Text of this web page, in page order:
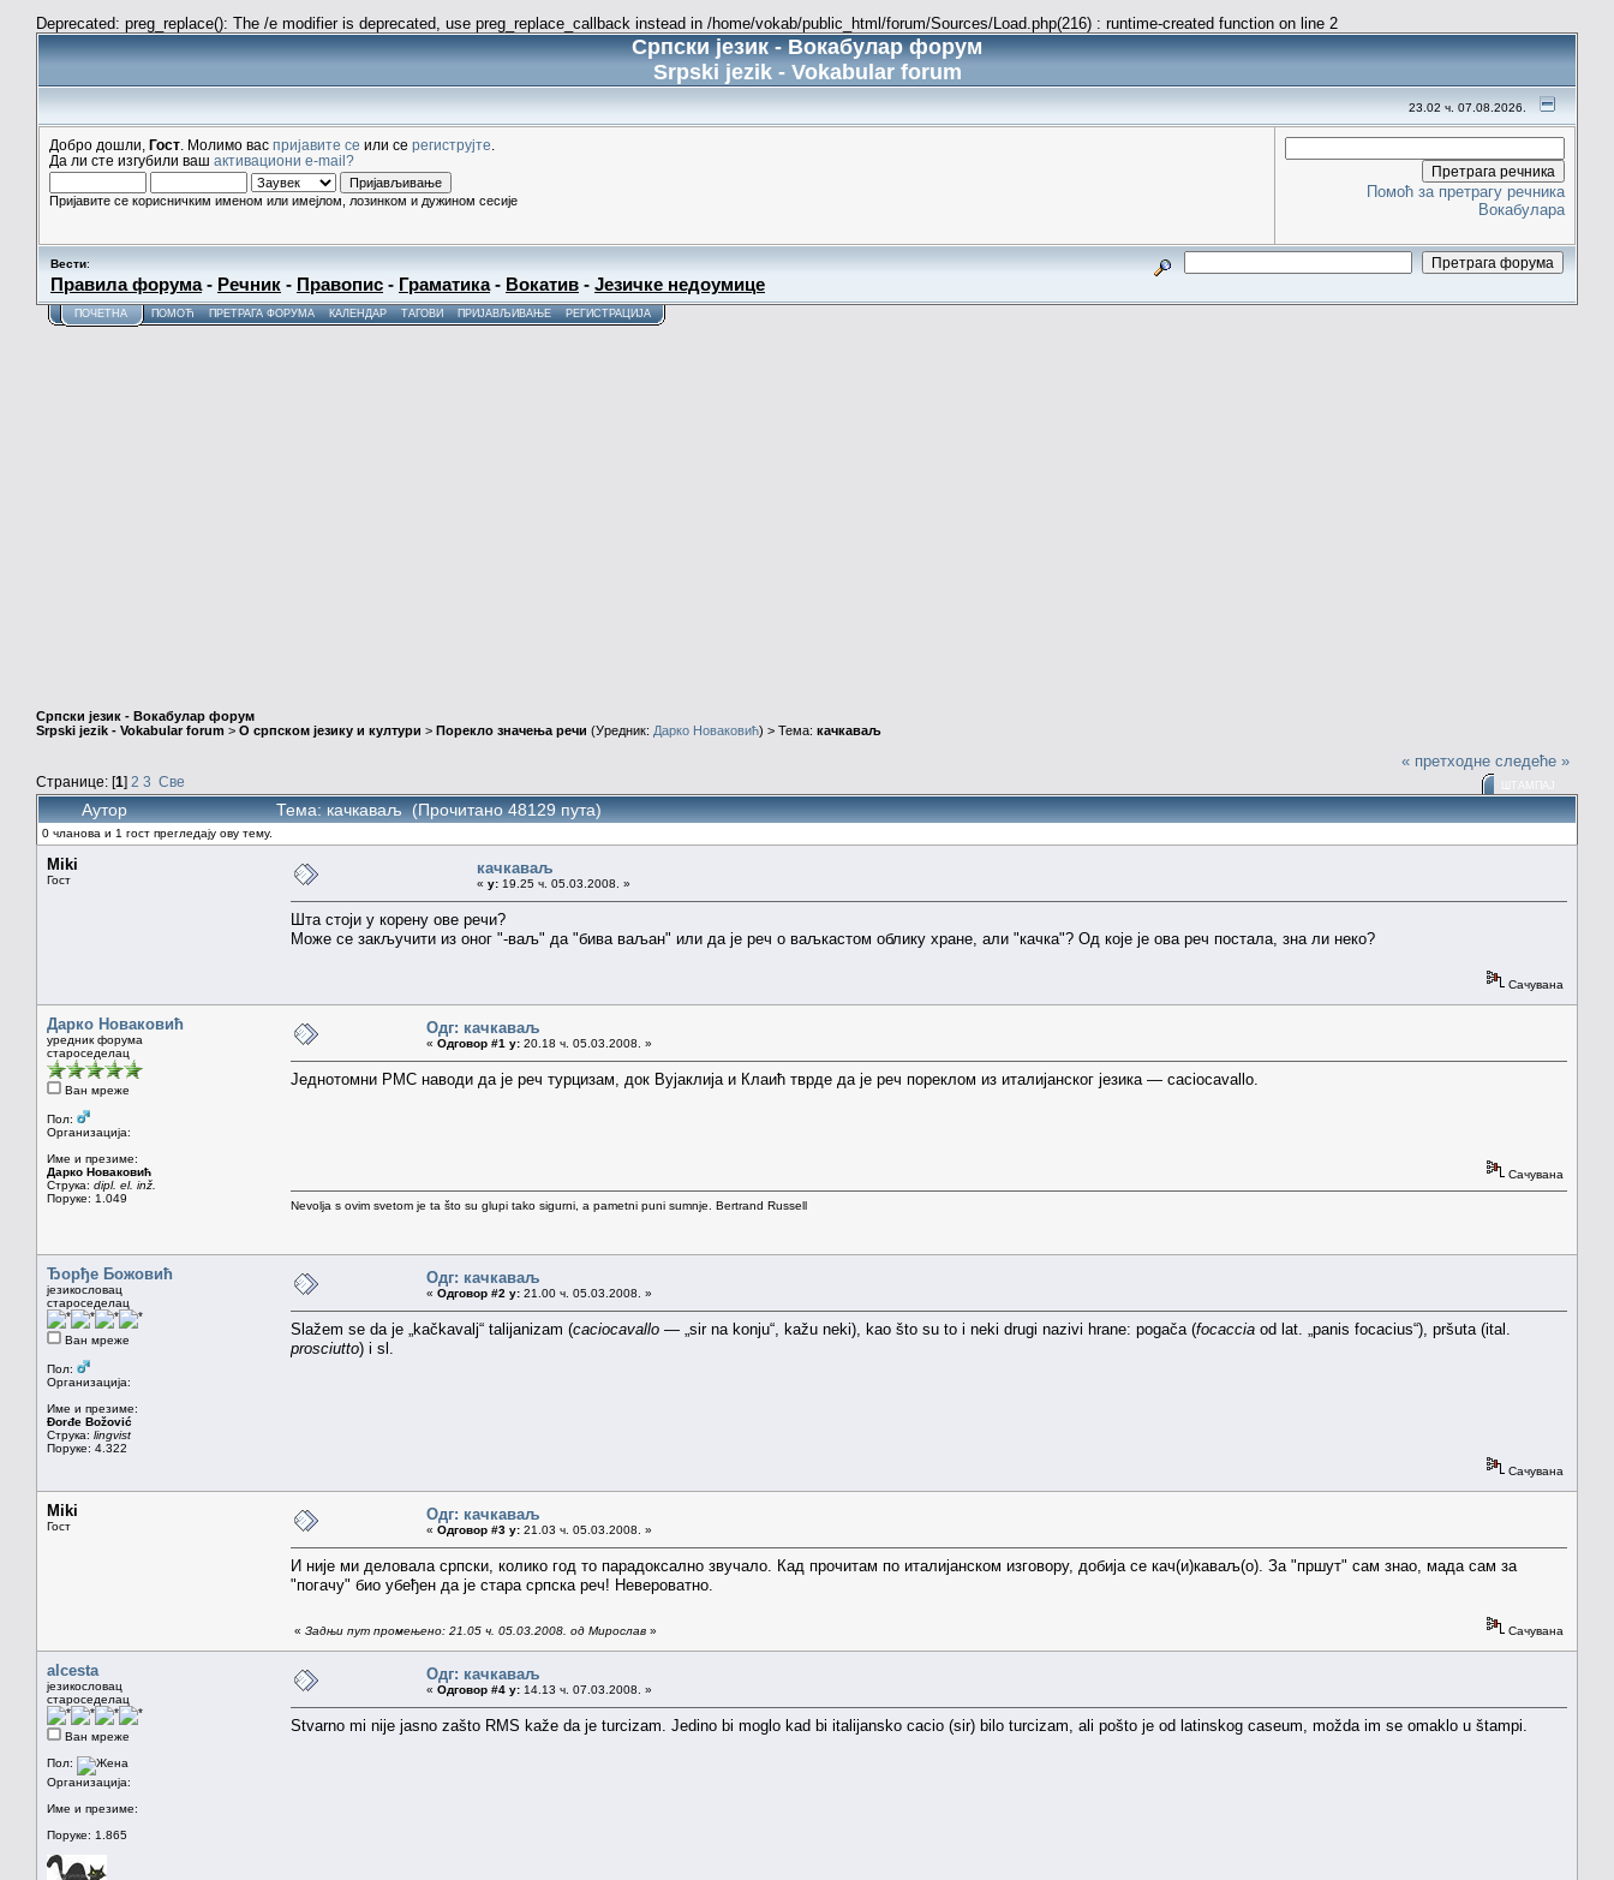
Deprecated: preg_replace(): The /e modifier is deprecated, use preg_replace_callback instead in /home/vokab/public_html/forum/Sources/Load.php(216) : runtime-created function on line 2
Српски језик - Вокабулар форум
Srpski jezik - Vokabular forum
23.02 ч. 07.08.2026.
Добро дошли, Гост . Молимо вас пријавите се или се региструјте
Да ли сте изгубили ваш активациони e-mail?
Пријавите се корисничким именом или имејлом, лозинком и дужином сесије
Помоћ за претрагу речника
Вокабулара
Вести:
Правила форума- Речник - Правопис - Граматика- Вокатив - Језичке недоумице
ПОЧЕТНА ПОМОЋ ПРЕТРАГА ФОРУМА КАЛЕНДАР ТАГОВИ ПРИЈАВЉИВАЊЕ РЕГИСТРАЦИЈА
Српски језик - Вокабулар форум
Srpski jezik - Vokabular forum > О српском језику и култури > Порекло значења речи (Уредник: Дарко Новаковић) > Тема: качкаваљ
Странице: [1] 2 3 Све
« претходне следеће »
Аутор Тема: качкаваљ (Прочитано 48129 пута)
0 чланова и 1 гост прегледају ову тему.
Miki
Гост
качкаваљ
« у: 19.25 ч. 05.03.2008. »
Шта стоји у корену ове речи?
Може се закључити из оног "-ваљ" да "бива ваљан" или да је реч о ваљкастом облику хране, али "качка"? Од које је ова реч постала, зна ли неко?
Сачувана
Дарко Новаковић
уредник форума
староседелац
Ван мреже
Пол:
Организација:
Име и презиме:
Дарко Новаковић
Струка: dipl. el. inž.
Поруке: 1.049
Одг: качкаваљ
« Одговор #1 у: 20.18 ч. 05.03.2008. »
Једнотомни РМС наводи да је реч турцизам, док Вујаклија и Клаић тврде да је реч пореклом из италијанског језика — caciocavallo.
Сачувана
Nevolja s ovim svetom je ta što su glupi tako sigurni, a pametni puni sumnje. Bertrand Russell
Ђорђе Божовић
језикословац
староседелац
Ван мреже
Пол:
Организација:
Име и презиме:
Đorđe Božović
Струка: lingvist
Поруке: 4.322
Одг: качкаваљ
« Одговор #2 у: 21.00 ч. 05.03.2008. »
Slažem se da je „kačkavalj“ talijanizam (caciocavallo — „sir na konju“, kažu neki), kao što su to i neki drugi nazivi hrane: pogača (focaccia od lat. „panis focacius“), pršuta (ital.
prosciutto) i sl.
Сачувана
Miki
Гост
Одг: качкаваљ
« Одговор #3 у: 21.03 ч. 05.03.2008. »
И није ми деловала српски, колико год то парадоксално звучало. Кад прочитам по италијанском изговору, добија се кач(и)каваљ(о). За "пршут" сам знао, мада сам за
"погачу" био убеђен да је стара српска реч! Невероватно.
« Задњи пут промењено: 21.05 ч. 05.03.2008. од Мирослав » Сачувана
alcesta
језикословац
староседелац
Ван мреже
Пол:
Организација:
Име и презиме:
Поруке: 1.865
Одг: качкаваљ
« Одговор #4 у: 14.13 ч. 07.03.2008. »
Stvarno mi nije jasno zašto RMS kaže da je turcizam. Jedino bi moglo kad bi italijansko cacio (sir) bilo turcizam, ali pošto je od latinskog caseum, možda im se omaklo u štampi.